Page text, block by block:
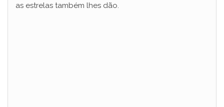
as estrelas também lhes dão.